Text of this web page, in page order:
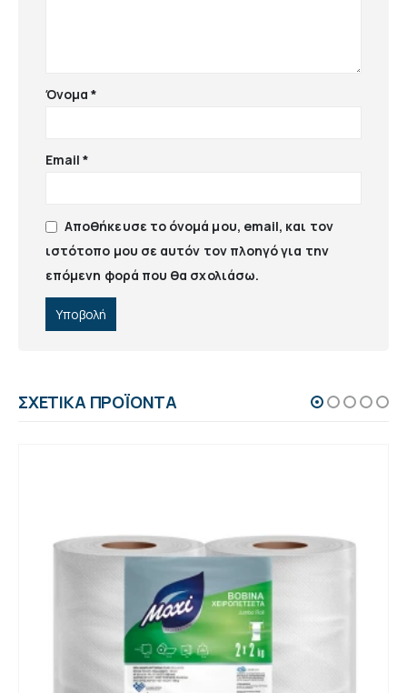
Όνομα*
Email*
Αποθήκευσε το όνομά μου, email, και τον
ιστότοπο μου σε αυτόν τον πλοηγό για την
επόμενη φορά που θα σχολιάσω.
ΣΧΕΤΙΚΆ ΠΡΟΪΌΝΤΑ